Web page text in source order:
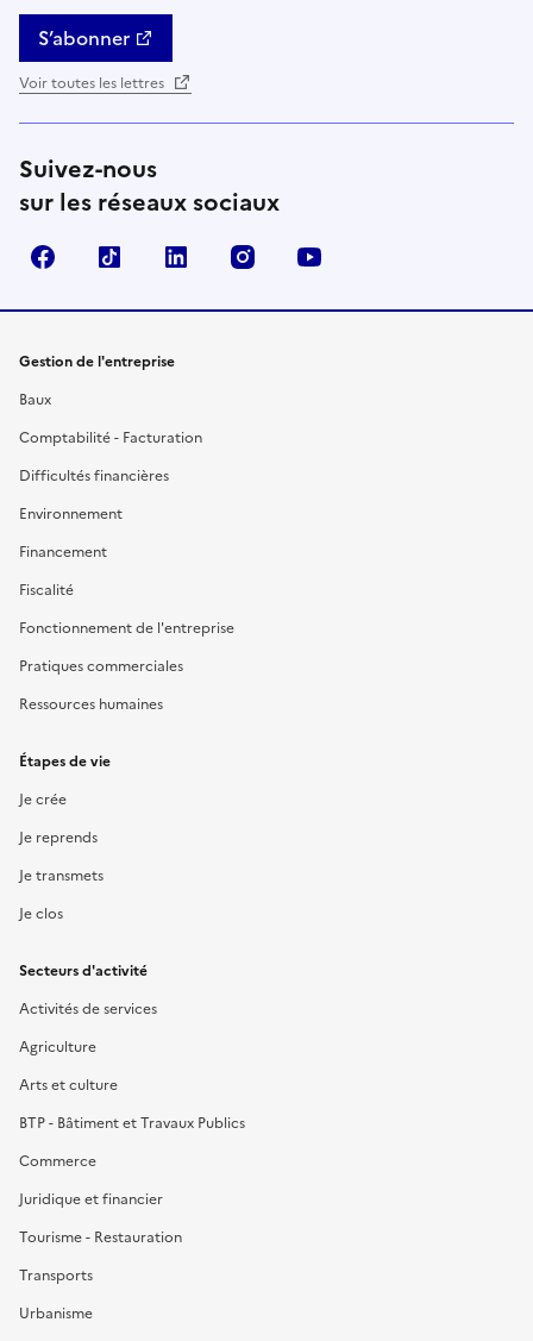
S’abonner
Voir toutes les lettres
Suivez-nous
sur les réseaux sociaux
FacebookTikTok Linkedin Instagram
Gestion de l'entreprise
Baux
Comptabilité - Facturation
Difficultés financières
Environnement
Financement
Fiscalité
Fonctionnement de l'entreprise
Pratiques commerciales
Ressources humaines
Étapes de vie
Je crée
Je reprends
Je transmets
Je clos
Secteurs d'activité
Activités de services
Agriculture
Arts et culture
BTP - Bâtiment et Travaux Publics
Commerce
Juridique et financier
Tourisme - Restauration
Transports
Urbanisme